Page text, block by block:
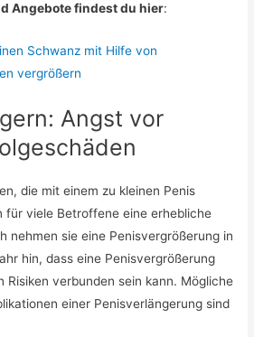
Angebote findest du hier:
Schwanz mit Hilfe von
vergrößern
Angst vor
die mit einem zu kleinen Penis
für viele Betroffene eine erhebliche
nehmen sie eine Penisvergrößerung in
hin, dass eine Penisvergrößerung
Risiken verbunden sein kann. Mögliche
einer Penisverlängerung sind